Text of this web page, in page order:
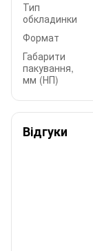
Тип
обкладинки
Формат
Габарити
пакування,
мм (НП)
Відгуки